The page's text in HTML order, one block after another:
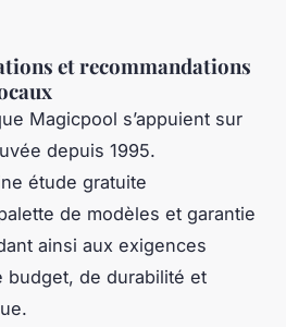
et recommandations
Magicpool s’appuient sur
depuis 1995.
étude gratuite
de modèles et garantie
ainsi aux exigences
budget, de durabilité et